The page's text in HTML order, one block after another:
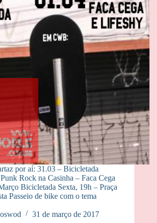
por aí: 31.03 – Bicicletada
Rock na Casinha – Faca Cega
Bicicletada Sexta, 19h – Praça
Passeio de bike com o tema
31 de março de 2017